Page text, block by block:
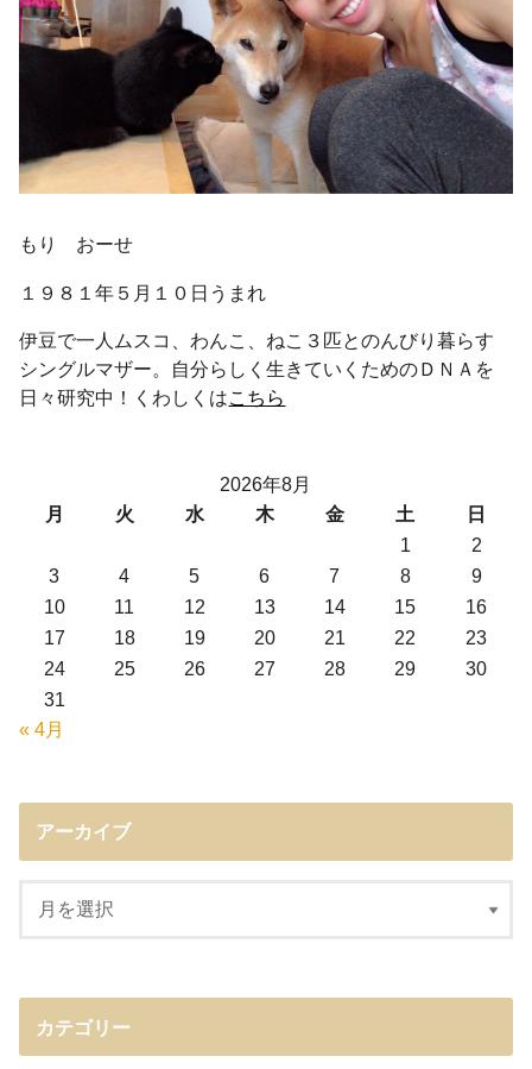
もり おーせ
１９８１年５月１０日うまれ
伊豆で一人ムスコ、わんこ、ねこ３匹とのんびり暮らす
シングルマザー。自分らしく生きていくためのＤＮＡを
日々研究中！くわしくはこちら
2026年8月
月
火 水 木 金 土
日
1
2
3
4 5 6 7 8
9
10
11 12 13 14 15
16
17
18 19 20 21 22
23
24
25 26 27 28 29
30
31
« 4月
アーカイブ
カテゴリー